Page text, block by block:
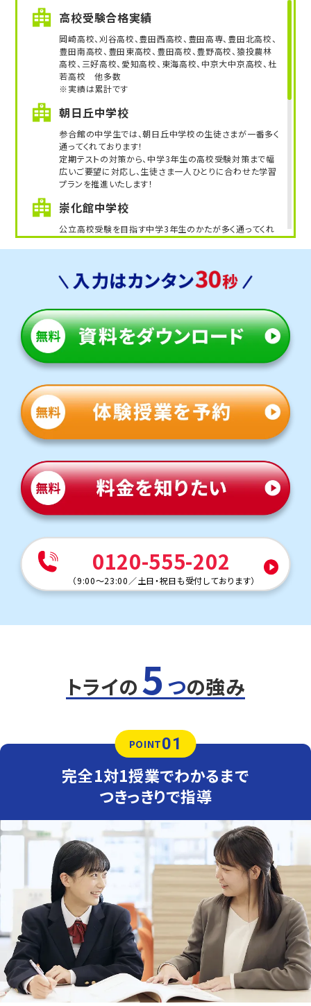
高校受験合格実績
岡崎高校、刈谷高校、豊田西高校、豊田高専、豊田北高校、
豊田南高校、豊田東高校、豊田高校、豊野高校、猿投農林
高校、三好高校、愛知高校、東海高校、中京大中京高校、杜
若高校 他多数
※実績は累計です
朝日丘中学校
参合館の中学生では、朝日丘中学校の生徒さまが一番多く
通ってくれております！
定期テストの対策から、中学3年生の高校受験対策まで幅
広いご要望に対応し、生徒さま一人ひとりに合わせた学習
プランを推進いたします！
崇化館中学校
公立高校受験を目指す中学3年生のかたが多く通ってくれ
ております。
高橋中学校
学校の定期テスト対策で通ってくれております。内申点が比
較的取りやすい学校なので、公立高校の受験で有利になる
よう、定期テストの対策を徹底的に推し進めております！
中高一貫校
校の生徒さまも多く通ってくれております。
中学の学習で中だるみになったり、高校の先取りなど公立
中学よりも速いスピードで進む学校に置いていかれたりし
格勉強も学校の学習と並行して実施しております！
他にも以下の学校に対応しています
美里中学校・梅坪台中学校・竜神中学校・豊南中学校・逢妻中学
校・松平中学校・聖霊中学校・足助中学校 他
0120-555-202
（9:00～23:00 ／土日・祝日も受付しております）
トライの 5 つの強み
POINT01
完全1対1授業でわかるまで
つきっきりで指導